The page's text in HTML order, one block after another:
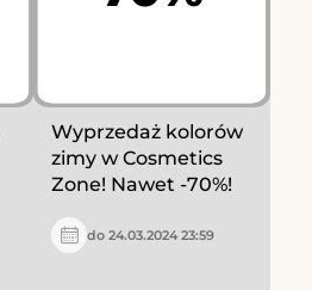
Wyprzedaż kolorów
zimy w Cosmetics
Zone! Nawet -70%!
do 24.03.2024 23:59